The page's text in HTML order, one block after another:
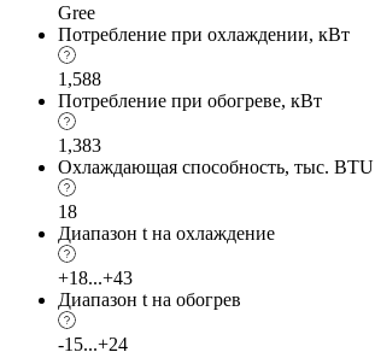
Gree
Потребление при охлаждении, кВт
1,588
Потребление при обогреве, кВт
1,383
Охлаждающая способность, тыс. BTU
18
Диапазон t на охлаждение
+18...+43
Диапазон t на обогрев
-15...+24